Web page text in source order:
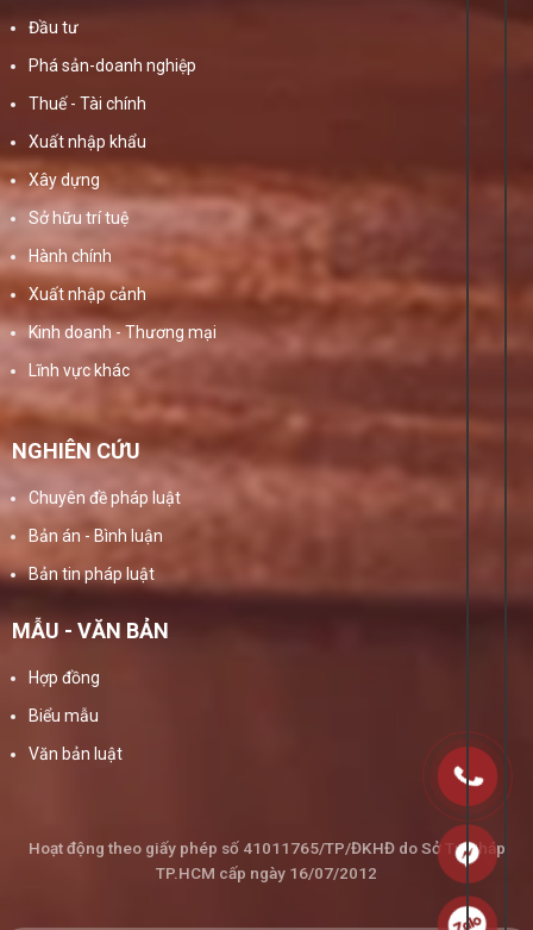
Đầu tư
Phá sản-doanh nghiệp
Thuế - Tài chính
Xuất nhập khẩu
Xây dựng
Sở hữu trí tuệ
Hành chính
Xuất nhập cảnh
Kinh doanh - Thương mại
Lĩnh vực khác
NGHIÊN CỨU
Chuyên đề pháp luật
Bản án - Bình luận
Bản tin pháp luật
MẪU - VĂN BẢN
Hợp đồng
Biểu mẫu
Văn bản luật
Hoạt động theo giấy phép số 41011765/TP/ĐKHĐ do Sở Tư Pháp
TP.HCM cấp ngày 16/07/2012